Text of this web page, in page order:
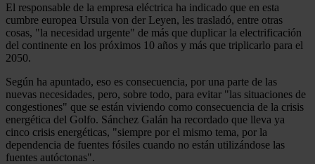
El responsable de la empresa eléctrica ha indicado que en esta
cumbre europea Ursula von der Leyen, les trasladó, entre otras
cosas, "la necesidad urgente" de más que duplicar la electrificación
del continente en los próximos 10 años y más que triplicarlo para el
2050.
Según ha apuntado, eso es consecuencia, por una parte de las
nuevas necesidades, pero, sobre todo, para evitar "las situaciones de
congestiones" que se están viviendo como consecuencia de la crisis
energética del Golfo. Sánchez Galán ha recordado que lleva ya
cinco crisis energéticas, "siempre por el mismo tema, por la
dependencia de fuentes fósiles cuando no están utilizándose las
fuentes autóctonas".